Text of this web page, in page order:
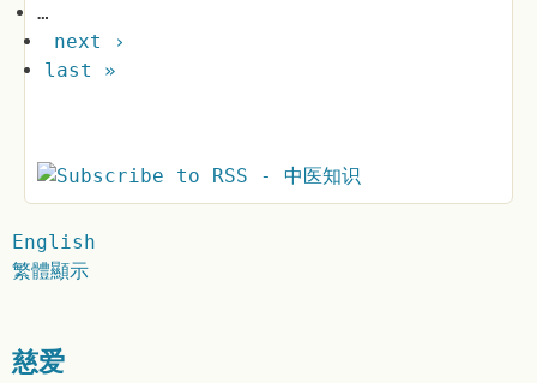
…
next ›
last »
English
繁體顯示
慈爱